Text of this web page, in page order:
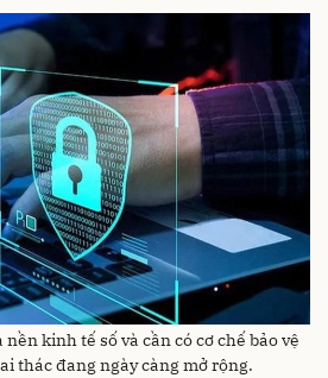
kinh tế số và cần có cơ chế bảo vệ
thác đang ngày càng mở rộng.